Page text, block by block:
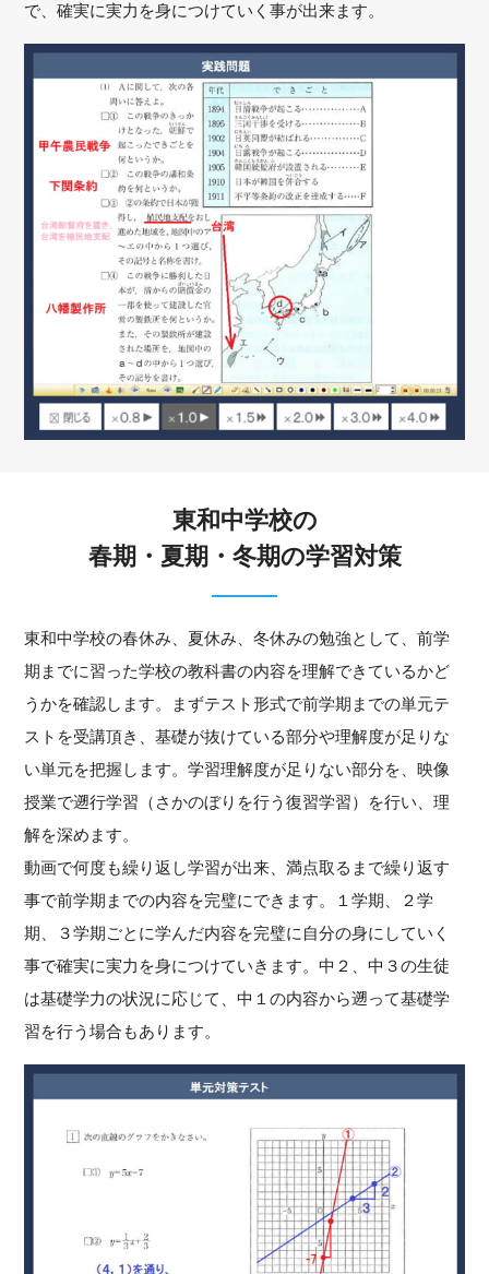
で、確実に実力を身につけていく事が出来ます。
東和中学校の
春期・夏期・冬期の学習対策
東和中学校の春休み、夏休み、冬休みの勉強として、前学
期までに習った学校の教科書の内容を理解できているかど
うかを確認します。まずテスト形式で前学期までの単元テ
ストを受講頂き、基礎が抜けている部分や理解度が足りな
い単元を把握します。学習理解度が足りない部分を、映像
授業で遡行学習（さかのぼりを行う復習学習）を行い、理
解を深めます。
動画で何度も繰り返し学習が出来、満点取るまで繰り返す
事で前学期までの内容を完璧にできます。１学期、２学
期、３学期ごとに学んだ内容を完璧に自分の身にしていく
事で確実に実力を身につけていきます。中２、中３の生徒
は基礎学力の状況に応じて、中１の内容から遡って基礎学
習を行う場合もあります。